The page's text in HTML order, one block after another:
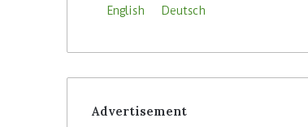
English Deutsch
Advertisement